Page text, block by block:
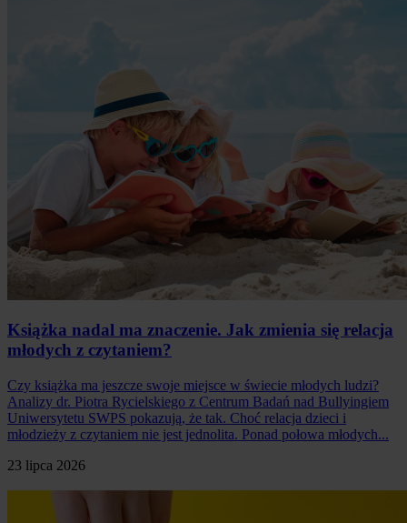
Książka nadal ma znaczenie. Jak zmienia się relacja
młodych z czytaniem?
Czy książka ma jeszcze swoje miejsce w świecie młodych ludzi?
Analizy dr. Piotra Rycielskiego z Centrum Badań nad Bullyingiem
Uniwersytetu SWPS pokazują, że tak. Choć relacja dzieci i
młodzieży z czytaniem nie jest jednolita. Ponad połowa młodych...
23 lipca 2026